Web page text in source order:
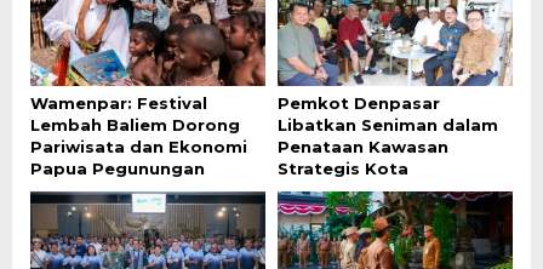
Wamenpar: Festival
Lembah Baliem Dorong
Pariwisata dan Ekonomi
Papua Pegunungan
Pemkot Denpasar
Libatkan Seniman dalam
Penataan Kawasan
Strategis Kota